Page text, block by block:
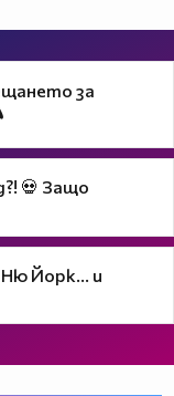
за
💀 Защо
Йорк... и